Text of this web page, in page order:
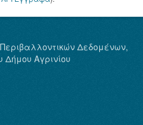
Δεδομένων,
Δήμου Αγρινίου